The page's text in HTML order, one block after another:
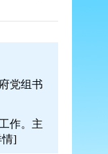
党组书
作。主
情]